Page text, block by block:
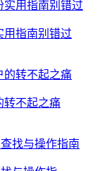
用指南别错过
转不起之痛